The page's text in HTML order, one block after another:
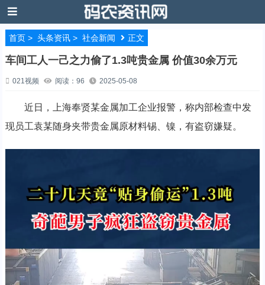
首页> 头条资讯> 社会新闻 正文
车间工人一己之力偷了1.3吨贵金属 价值30余万元
021视频 阅读：96 2025-05-08
近日，上海奉贤某金属加工企业报警，称内部检查中发
现员工袁某随身夹带贵金属原材料锡、镍，有盗窃嫌疑。